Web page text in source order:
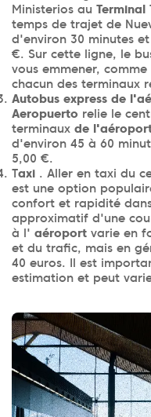
Ministerios au Terminal
temps de trajet de
d'environ 30 minutes
€. Sur cette ligne, le
vous emmener,
chacun des terminaux
Autobus express de
Aeropuerto relie le
terminaux de
d'environ 45 à 60
5,00 €.
Taxi . Aller en taxi du
est une option
confort et rapidité
approximatif d'une
à l' aéroport varie en
et du trafic, mais en
40 euros. Il est
estimation et peut